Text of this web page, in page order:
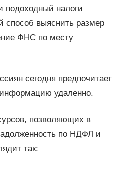
подоходный налоги
выяснить размер
ФНС по месту
сегодня предпочитает
удаленно.
позволяющих в
по НДФЛ и
так: